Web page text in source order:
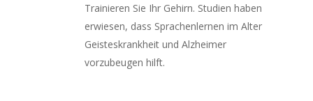
Trainieren Sie Ihr Gehirn. Studien haben
erwiesen, dass Sprachenlernen im Alter
Geisteskrankheit und Alzheimer
vorzubeugen hilft.